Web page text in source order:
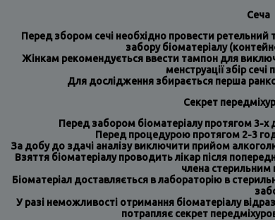
Сеча
Перед збором сечі необхідно провести ретельний
забору біоматеріалу
Жінкам рекомендується ввести тампон для
менструації збір
Для дослідження збирається перша
Секрет
Перед забором біоматеріалу протягом 3-х
Перед процедурою протягом 2-3
За добу до здачі аналізу виключити прийом алкоголю,
Взяття біоматеріалу проводить лікар після
члена
Біоматеріал доставляється в лабораторію в
У разі неможливості отримання біоматеріалу
потрапляє секрет